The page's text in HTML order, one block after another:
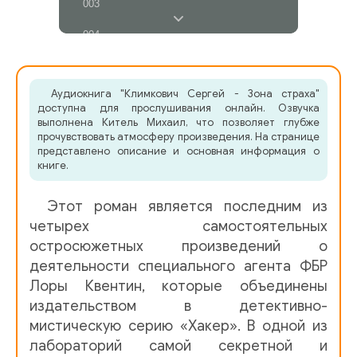
003
004
005
006
007
010
011
012
013
014
Аудиокнига "Климкович Сергей - Зона страха"
доступна для прослушивания онлайн. Озвучка
выполнена Китель Михаил, что позволяет глубже
прочувствовать атмосферу произведения. На странице
представлено описание и основная информация о
книге.
Этот роман является последним из
четырех самостоятельных
остросюжетных произведений о
деятельности специального агента ФБР
Лоры Квентин, которые объединены
издательством в детективно-
мистическую серию «Хакер». В одной из
лабораторий самой секретной и